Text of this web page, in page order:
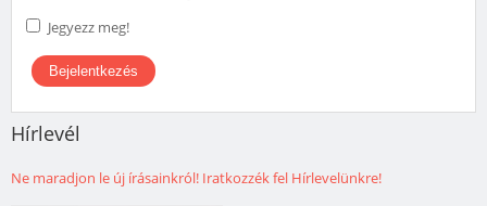
Jegyezz meg!
Hírlevél
Ne maradjon le új írásainkról! Iratkozzék fel Hírlevelünkre!